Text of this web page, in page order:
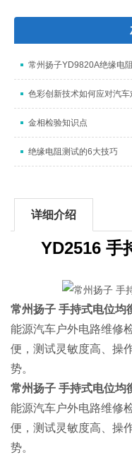
常州扬子YD9820A绝缘电
色彩创新技术如何应对汽车
金相检验知识点
绝缘电阻测试的6大技巧
详细介绍
YD2516 手
常州扬子 手持式电位均
能源汽车户外电路维修
便，测试灵敏度高、操
势。
常州扬子 手持式电位均
能源汽车户外电路维修
便，测试灵敏度高、操
势。